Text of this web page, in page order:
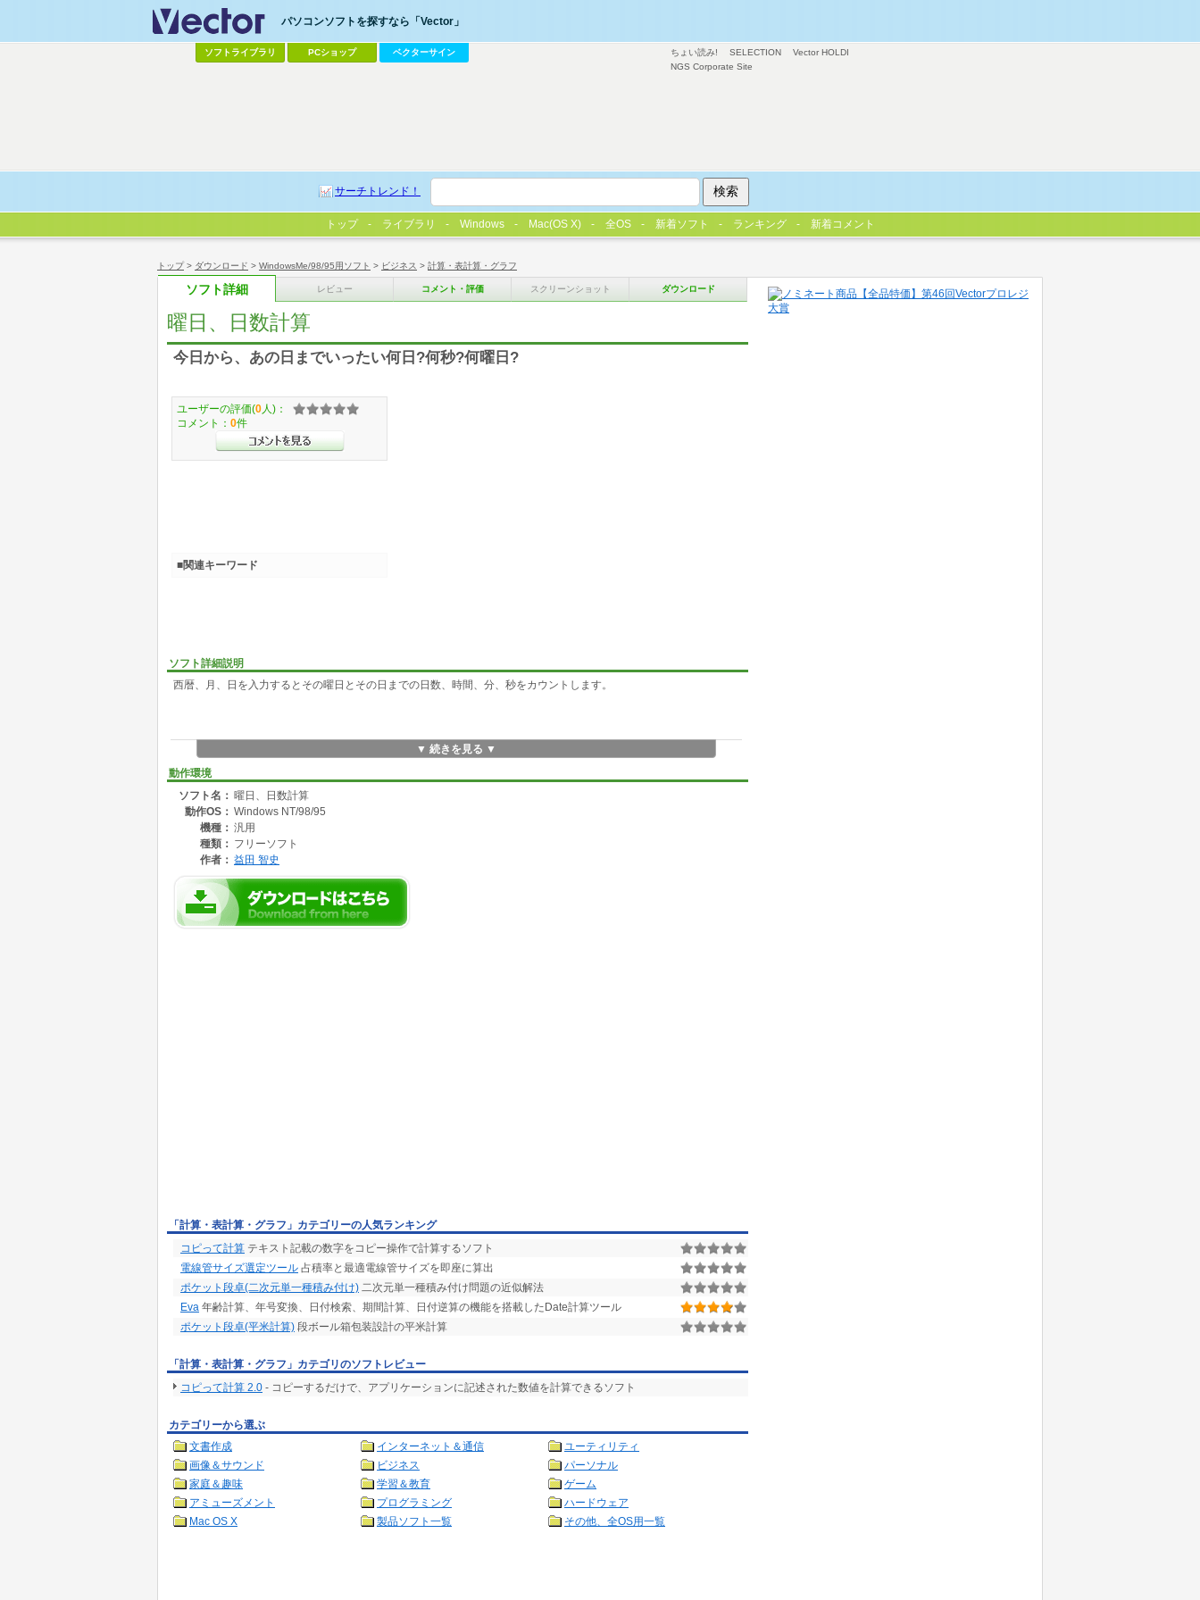
トップ> ダウンロード > WindowsMe/98/95用ソフト > ビジネス > 計算・表計算・グラフ
ソフト詳細 レビュー コメント・評価 スクリーンショット ダウンロード
曜日、日数計算
今日から、あの日までいったい何日?何秒?何曜日?
ソフト詳細説明
西暦、月、日を入力するとその曜日とその日までの日数、時間、分、秒をカウントします。
▼ 続きを見る ▼
動作環境
ソフト名： 曜日、日数計算
動作OS： Windows NT/98/95
機種： 汎用
種類： フリーソフト
作者： 益田 智史
ユーザーの評価(0 人)：
コメント： 0件
■関連キーワード
「計算・表計算・グラフ」カテゴリーの人気ランキング
コピって計算 テキスト記載の数字をコピー操作で計算するソフト
電線管サイズ選定ツール 占積率と最適電線管サイズを即座に算出
ポケット段卓(二次元単一種積み付け) 二次元単一種積み付け問題の近似解法
Eva 年齢計算、年号変換、日付検索、期間計算、日付逆算の機能を搭載したDate計算ツール
ポケット段卓(平米計算) 段ボール箱包装設計の平米計算
「計算・表計算・グラフ」カテゴリのソフトレビュー
コピって計算 2.0 - コピーするだけで、アプリケーションに記述された数値を計算できるソフト
カテゴリーから選ぶ
文書作成
インターネット＆通信
ユーティリティ
画像＆サウンド
ビジネス
パーソナル
家庭＆趣味
学習＆教育
ゲーム
アミューズメント
プログラミング
ハードウェア
Mac OS X
製品ソフト一覧 その他、全OS用一覧
ちょい読み! SELECTION
Vector HOLDI
NGS Corporate Site
パソコンソフトを探すなら「Vector」
ソフトライブラリ PCショップ ベクターサイン
サーチトレンド！
トップ ライブラリ Windows Mac(OS X) 全OS 新着ソフト ランキング 新着コメント